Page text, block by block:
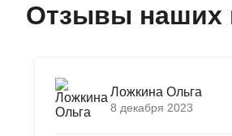
Отзывы наших
Ложкина Ольга
8 декабря 2023